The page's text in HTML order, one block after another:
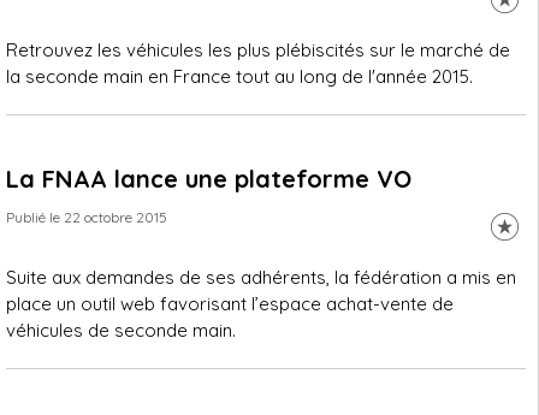
Retrouvez les véhicules les plus plébiscités sur le marché de
la seconde main en France tout au long de l'année 2015.
La FNAA lance une plateforme VO
Publié le 22 octobre 2015
Suite aux demandes de ses adhérents, la fédération a mis en
place un outil web favorisant l’espace achat-vente de
véhicules de seconde main.